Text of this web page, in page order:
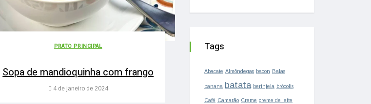
PRATO PRINCIPAL
Sopa de mandioquinha com frango
4 de janeiro de 2024
Tags
Abacate Almôndegas bacon Balas
banana batata berinjela brócolis
Café Camarão Creme creme de leite